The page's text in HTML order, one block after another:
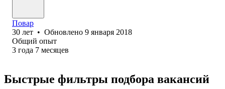
Повар
30 лет • Обновлено 9 января 2018
Общий опыт
3 года 7 месяцев
Быстрые фильтры подбора вакансий